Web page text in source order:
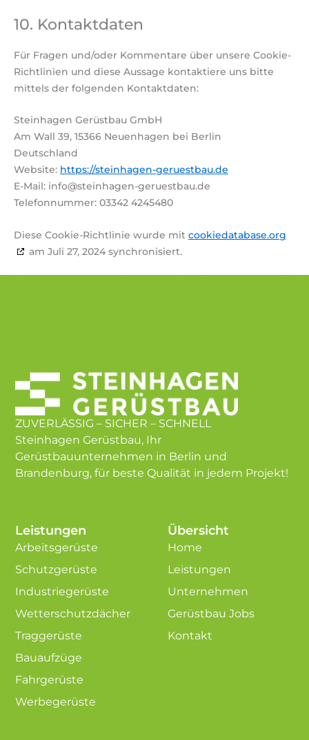
10. Kontaktdaten
Für Fragen und/oder Kommentare über unsere Cookie-
Richtlinien und diese Aussage kontaktiere uns bitte
mittels der folgenden Kontaktdaten:
Steinhagen Gerüstbau GmbH
Am Wall 39, 15366 Neuenhagen bei Berlin
Deutschland
Website: https://steinhagen-geruestbau.de
E-Mail: info@steinhagen-geruestbau.de
Telefonnummer: 03342 4245480
Diese Cookie-Richtlinie wurde mit cookiedatabase.org
am Juli 27, 2024 synchronisiert.
ZUVERLÄSSIG – SICHER – SCHNELL
Steinhagen Gerüstbau, Ihr
Gerüstbauunternehmen in Berlin und
Brandenburg, für beste Qualität in jedem Projekt!
Übersicht
Home
Leistungen
Unternehmen
Gerüstbau Jobs
Kontakt
Leistungen
Arbeitsgerüste
Schutzgerüste
Industriegerüste
Wetterschutzdächer
Traggerüste
Bauaufzüge
Fahrgerüste
Werbegerüste